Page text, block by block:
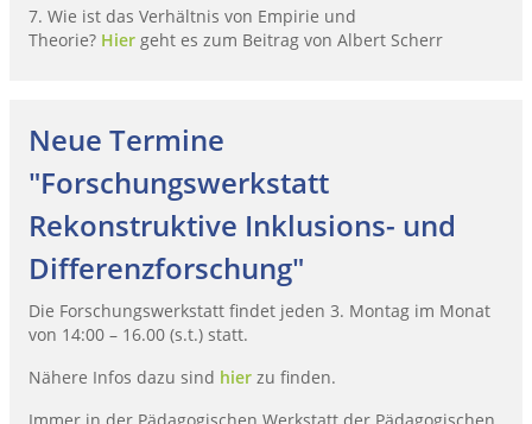
7. Wie ist das Verhältnis von Empirie und
Theorie? Hier geht es zum Beitrag von Albert Scherr
Neue Termine
"Forschungswerkstatt
Rekonstruktive Inklusions- und
Differenzforschung"
Die Forschungswerkstatt findet jeden 3. Montag im Monat
von 14:00 – 16.00 (s.t.) statt.
Nähere Infos dazu sind hier zu finden.